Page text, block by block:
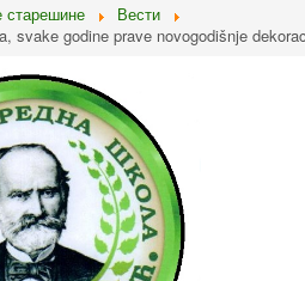
Вести
svake godine prave novogodišnje